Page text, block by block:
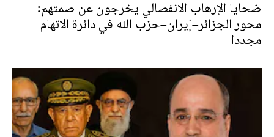
ضحايا الإرهاب الانفصالي يخرجون عن صمتهم:
محور الجزائر–إيران–حزب الله في دائرة الاتهام
مجددا